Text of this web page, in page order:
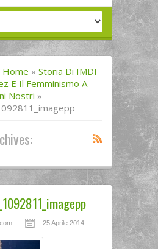
Home » Storia Di IMDI
E Il Femminismo A
Nostri »
25 Aprile 2014